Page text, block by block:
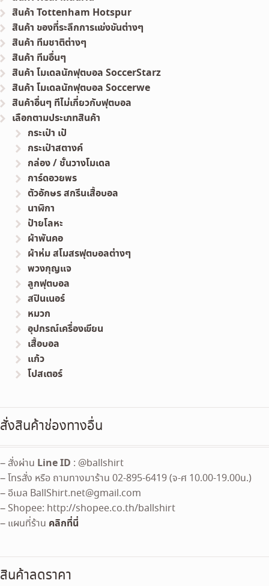
สินค้า Tottenham Hotspur
สินค้า ของที่ระลึกการแข่งขันต่างๆ
สินค้า ทีมชาติต่างๆ
สินค้า ทีมอื่นๆ
สินค้า โมเดลนักฟุตบอล SoccerStarz
สินค้า โมเดลนักฟุตบอล Soccerwe
สินค้าอื่นๆ ทีไม่เกี่ยวกับฟุตบอล
เลือกตามประเภทสินค้า
กระเป๋า เป้
กระเป๋าสตางค์
กล่อง / ชั้นวางโมเดล
การ์ดอวยพร
ตัวอักษร สกรีนเสื้อบอล
นาฬิกา
ป้ายโลหะ
ผ้าพันคอ
ผ้าห่ม สโมสรฟุตบอลต่างๆ
พวงกุญแจ
ลูกฟุตบอล
สปินเนอร์
หมวก
อุปกรณ์เครื่องเขียน
เสื้อบอล
แก้ว
โปสเตอร์
สั่งสินค้าช่องทางอื่น
– สั่งผ่าน Line ID : @ballshirt
– โทรสั่ง หรือ ถามทางมาร้าน 02-895-6419 (จ-ศ 10.00-19.00น.)
– อีเมล BallShirt.net@gmail.com
– Shopee: http://shopee.co.th/ballshirt
– แผนที่ร้าน คลิกที่นี่
สินค้าลดราคา